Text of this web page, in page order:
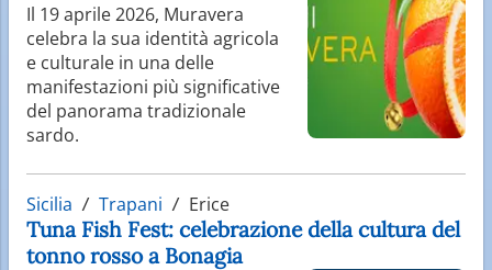
Il 19 aprile 2026, Muravera
celebra la sua identità agricola
e culturale in una delle
manifestazioni più significative
del panorama tradizionale
sardo.
Sicilia Trapani Erice
Tuna Fish Fest: celebrazione della cultura del
tonno rosso a Bonagia